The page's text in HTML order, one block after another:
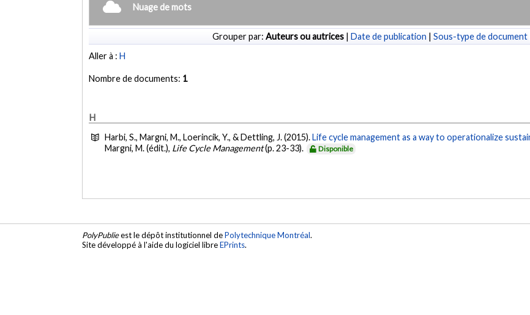
Nuage de mots
Grouper par: Auteurs ou autrices | Date de publication | Sous-type de document
Aller à :H
Nombre de documents: 1
H
Harbi, S., Margni, M., Loerincik, Y., & Dettling, J. (2015).Life cycle management as a way to operationalize
Margni, M. (édit.), Life Cycle Management(p. 23-33). Disponible
PolyPublieest le dépôt institutionnel dePolytechnique Montréal.
Site développé à l'aide du logiciel libreEPrints.